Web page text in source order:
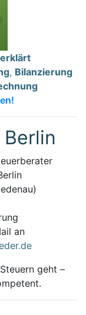
, Bilanzierung
an
geht –